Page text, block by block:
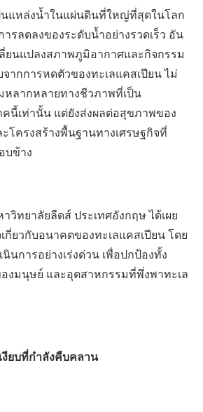
แหล่งน้ำในแผ่นดินที่ใหญ่ที่สุดในโลก
รลดลงของระดับน้ำอย่างรวดเร็ว อัน
ยนแปลงสภาพภูมิอากาศและกิจกรรม
ากการหดตัวของทะเลแคสเปียน ไม่
หลากหลายทางชีวภาพที่เป็น
นี้เท่านั้น แต่ยังส่งผลต่อสุขภาพของ
โครงสร้างพื้นฐานทางเศรษฐกิจที่
บข้าง
วิทยาลัยลีดส์ ประเทศอังกฤษ ได้เผย
ยวกับอนาคตของทะเลแคสเปียน โดย
นินการอย่างเร่งด่วน เพื่อปกป้องทั้ง
งมนุษย์ และอุตสาหกรรมที่พึ่งพาทะเล
ยบที่กำลังคืบคลาน